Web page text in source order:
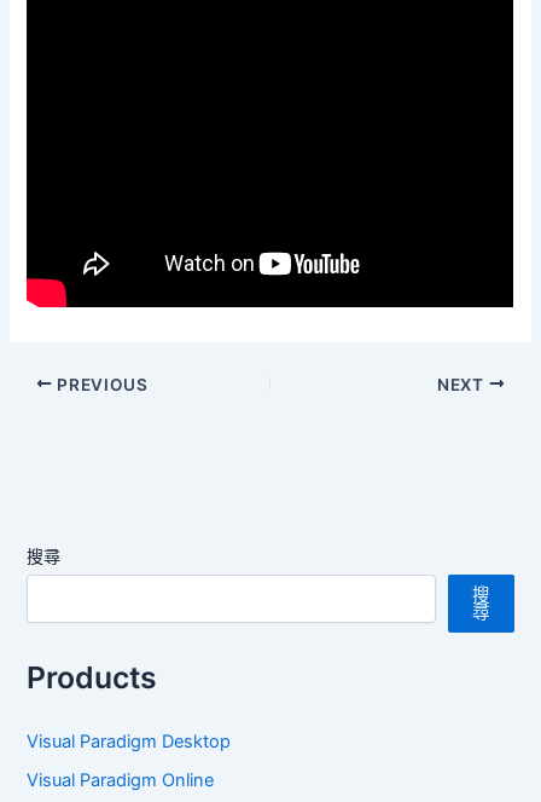
PREVIOUS NEXT
搜尋
搜
尋
Products
Visual Paradigm Desktop
Visual Paradigm Online